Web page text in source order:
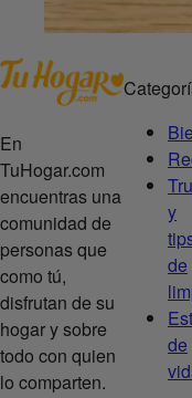
En
TuHogar.com
encuentras una
comunidad de
personas que
como tú,
disfrutan de su
hogar y sobre
todo con quien
lo comparten.
y
de
de